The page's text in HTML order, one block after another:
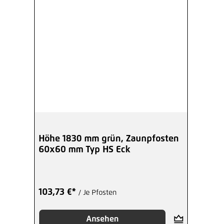
Höhe 1830 mm grün, Zaunpfosten
60x60 mm Typ HS Eck
103,73 €* / Je Pfosten
Ansehen